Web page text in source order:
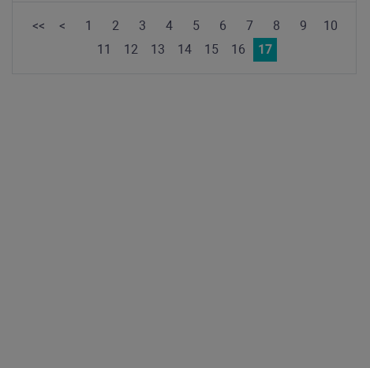
<< < 1 2 3 4 5 6 7 8 9
10
11
12 13 14 15 16 17